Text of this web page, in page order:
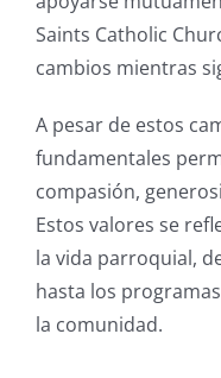
Saints Catholic
cambios mientras
A pesar de estos
fundamentales
compasión,
Estos valores se
la vida parroquial,
hasta los
la comunidad.